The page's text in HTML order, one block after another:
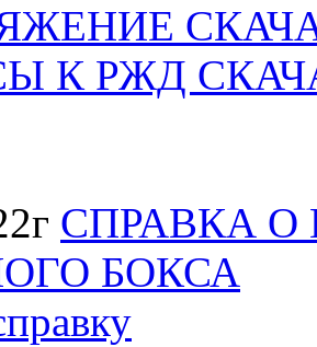
К РЖД
СПРАВКА
БОКСА